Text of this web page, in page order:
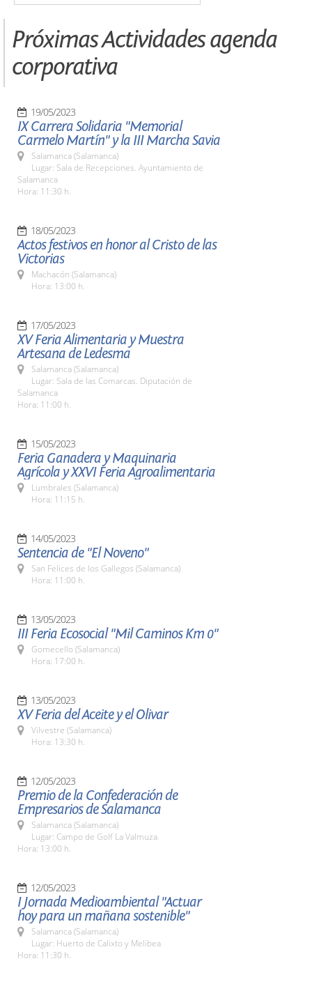
Próximas Actividades agenda
corporativa
19/05/2023
IX Carrera Solidaria "Memorial
Carmelo Martín" y la III Marcha Savia
Salamanca (Salamanca)
Lugar: Sala de Recepciones. Ayuntamiento de
Salamanca
Hora: 11:30 h.
18/05/2023
Actos festivos en honor al Cristo de las
Victorias
Machacón (Salamanca)
Hora: 13:00 h.
17/05/2023
XV Feria Alimentaria y Muestra
Artesana de Ledesma
Salamanca (Salamanca)
Lugar: Sala de las Comarcas. Diputación de
Salamanca
Hora: 11:00 h.
15/05/2023
Feria Ganadera y Maquinaria
Agrícola y XXVI Feria Agroalimentaria
Lumbrales (Salamanca)
Hora: 11:15 h.
14/05/2023
Sentencia de "El Noveno"
San Felices de los Gallegos (Salamanca)
Hora: 11:00 h.
13/05/2023
III Feria Ecosocial "Mil Caminos Km 0"
Gomecello (Salamanca)
Hora: 17:00 h.
13/05/2023
XV Feria del Aceite y el Olivar
Vilvestre (Salamanca)
Hora: 13:30 h.
12/05/2023
Premio de la Confederación de
Empresarios de Salamanca
Salamanca (Salamanca)
Lugar: Campo de Golf La Valmuza
Hora: 13:00 h.
12/05/2023
I Jornada Medioambiental "Actuar
hoy para un mañana sostenible"
Salamanca (Salamanca)
Lugar: Huerto de Calixto y Melibea
Hora: 11:30 h.